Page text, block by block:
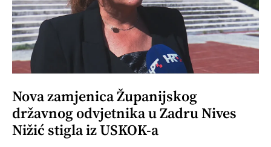
Nova zamjenica Županijskog
državnog odvjetnika u Zadru Nives
Nižić stigla iz USKOK-a